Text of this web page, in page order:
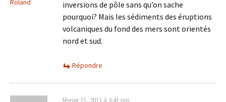
Roland
inversions de pôle sans qu’on sache
pourquoi? Mais les sédiments des éruptions
volcaniques du fond des mers sont orientés
nord et sud.
Répondre
février 11, 2011 à 3:41 pm